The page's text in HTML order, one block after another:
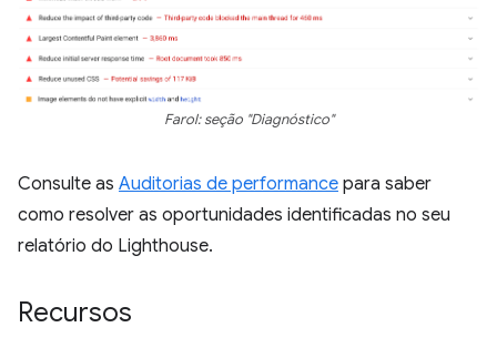
Farol: seção "Diagnóstico"
Consulte as Auditorias de performance para saber
como resolver as oportunidades identificadas no seu
relatório do Lighthouse.
Recursos